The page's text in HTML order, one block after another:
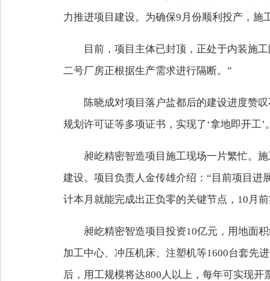
力推进项目建设。为确保9月份顺利投产，施
目前，项目主体已封顶，正处于内装施
二号厂房正根据生产需求进行隔断。”
陈晓成对项目落户盐都后的建设进度赞
规划许可证等多项证书，实现了‘拿地即开工
昶屹精密智造项目施工现场一片繁忙。
建设。项目负责人金传雄介绍：“目前项目
计本月就能完成出正负零的关键节点，10月
昶屹精密智造项目投资10亿元，用地面
加工中心、冲压机床、注塑机等1600台套先
后，用工规模将达800人以上，每年可实现